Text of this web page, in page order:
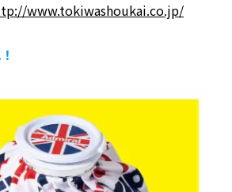
www.tokiwashoukai.co.jp/